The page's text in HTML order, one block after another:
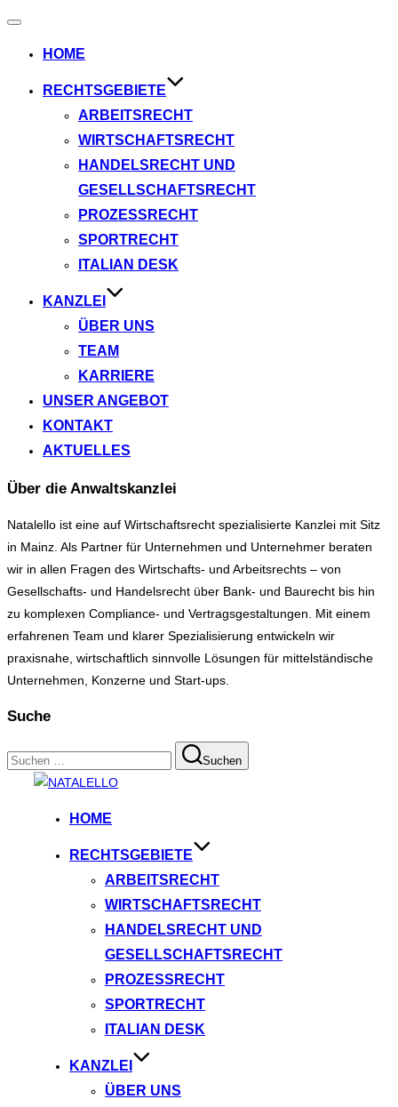
HOME
RECHTSGEBIETE
ARBEITSRECHT
WIRTSCHAFTSRECHT
HANDELSRECHT UND
GESELLSCHAFTSRECHT
PROZESSRECHT
SPORTRECHT
ITALIAN DESK
KANZLEI
ÜBER UNS
TEAM
KARRIERE
UNSER ANGEBOT
KONTAKT
AKTUELLES
Über die Anwaltskanzlei
Natalello ist eine auf Wirtschaftsrecht spezialisierte Kanzlei mit Sitz
in Mainz. Als Partner für Unternehmen und Unternehmer beraten
wir in allen Fragen des Wirtschafts- und Arbeitsrechts – von
Gesellschafts- und Handelsrecht über Bank- und Baurecht bis hin
zu komplexen Compliance- und Vertragsgestaltungen. Mit einem
erfahrenen Team und klarer Spezialisierung entwickeln wir
praxisnahe, wirtschaftlich sinnvolle Lösungen für mittelständische
Unternehmen, Konzerne und Start-ups.
Suche
Suchen
HOME
RECHTSGEBIETE
ARBEITSRECHT
WIRTSCHAFTSRECHT
HANDELSRECHT UND
GESELLSCHAFTSRECHT
PROZESSRECHT
SPORTRECHT
ITALIAN DESK
KANZLEI
ÜBER UNS